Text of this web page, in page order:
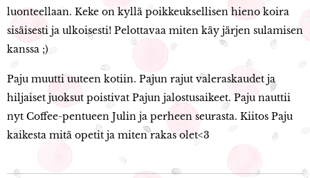
luonteellaan. Keke on kyllä poikkeuksellisen hieno koira
sisäisesti ja ulkoisesti! Pelottavaa miten käy järjen sulamisen
kanssa ;)
Paju muutti uuteen kotiin. Pajun rajut valeraskaudet ja
hiljaiset juoksut poistivat Pajun jalostusaikeet. Paju nauttii
nyt Coffee-pentueen Julin ja perheen seurasta. Kiitos Paju
kaikesta mitä opetit ja miten rakas olet<3